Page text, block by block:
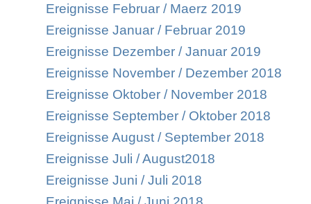
Ereignisse Februar / Maerz 2019
Ereignisse Januar / Februar 2019
Ereignisse Dezember / Januar 2019
Ereignisse November / Dezember 2018
Ereignisse Oktober / November 2018
Ereignisse September / Oktober 2018
Ereignisse August / September 2018
Ereignisse Juli / August2018
Ereignisse Juni / Juli 2018